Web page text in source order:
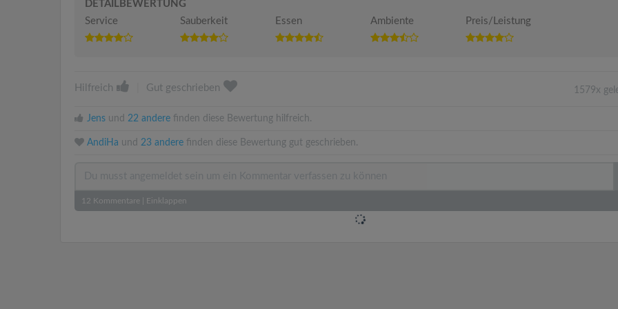
DETAILBEWERTUNG
Service
Sauberkeit Essen Ambiente Preis/Leistung
Hilfreich Gut geschrieben 1579x
Jens und 22 andere finden diese Bewertung hilfreich.
AndiHa und 23 andere finden diese Bewertung gut geschrieben.
12 Kommentare Einklappen